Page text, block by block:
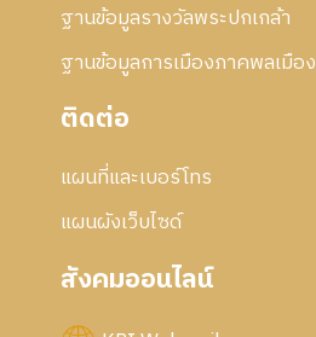
ฐานข้อมูลรางวัลพระปกเกล้า
ฐานข้อมูลการเมืองภาคพลเมือง
ติดต่อ
แผนที่และเบอร์โทร
แผนผังเว็บไซด์
สังคมออนไลน์